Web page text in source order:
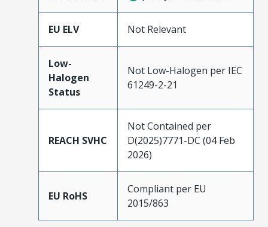
EU ELV Not Relevant
Low-
Halogen
Status
Not Low-Halogen per IEC
61249-2-21
REACH SVHC
Not Contained per
D(2025)7771-DC (04 Feb
2026)
EU RoHS
Compliant per EU
2015/863